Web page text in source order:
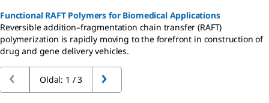
Functional RAFT Polymers for Biomedical Applications
Reversible addition–fragmentation chain transfer (RAFT)
polymerization is rapidly moving to the forefront in construction of
drug and gene delivery vehicles.
Oldal: 1 / 3